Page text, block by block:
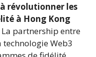
révolutionner les
à Hong Kong
La partnership entre
Web3